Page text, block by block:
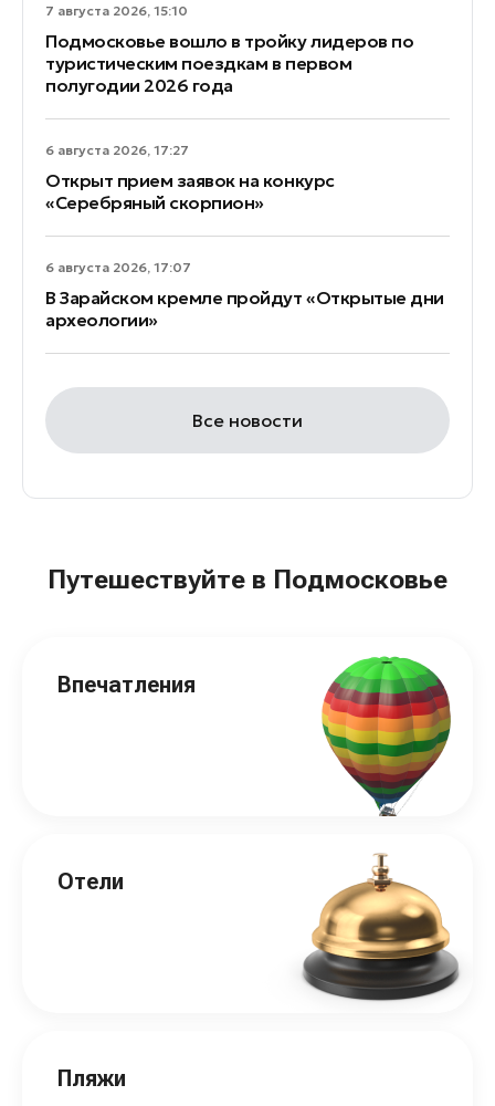
7 августа 2026, 15:10
Подмосковье вошло в тройку лидеров по
туристическим поездкам в первом
полугодии 2026 года
6 августа 2026, 17:27
Открыт прием заявок на конкурс
«Серебряный скорпион»
6 августа 2026, 17:07
В Зарайском кремле пройдут «Открытые дни
археологии»
Все новости
Путешествуйте в Подмосковье
Впечатления
Отели
Пляжи